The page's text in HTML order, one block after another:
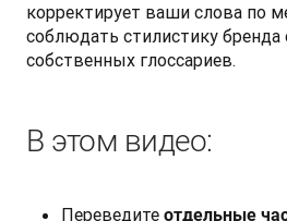
корректирует ваши слова по
соблюдать стилистику
собственных глоссариев.
В этом видео:
Переведите отдельные